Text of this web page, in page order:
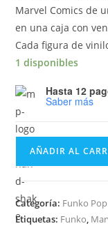
Marvel Comics de
en una caja con
Cada figura de
1 disponibles
Hasta 12
Saber más
Funko
MARVEL
Black
Panther
AÑADIR AL
Categoría: Funko Pop
Etiquetas: Funko,